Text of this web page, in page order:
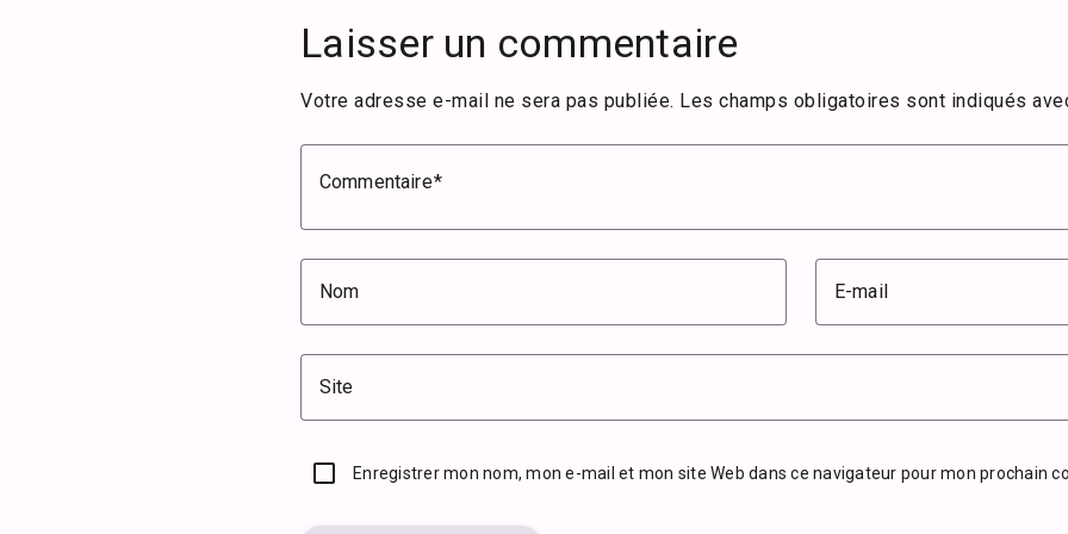
Laisser un commentaire
Votre adresse e-mail ne sera pas publiée. Les champs obligatoires sont indiqués
Commentaire
Nom E-mail
Site
Enregistrer mon nom, mon e-mail et mon site Web dans ce navigateur pour mon prochain